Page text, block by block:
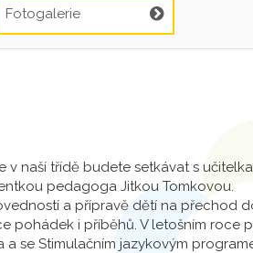
Fotogalerie
naší třídě budete setkávat s
pedagoga Jitkou Tomkovou.
a přípravě dětí na přechod
pohádek i příběhů. V letošním roce
se Stimulačním jazykovým